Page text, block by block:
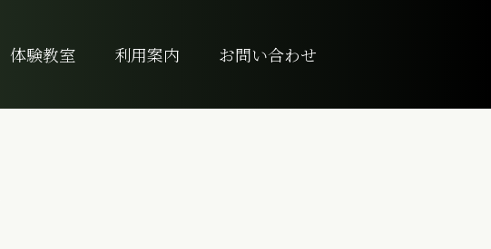
体験教室 利用案内 お問い合わせ